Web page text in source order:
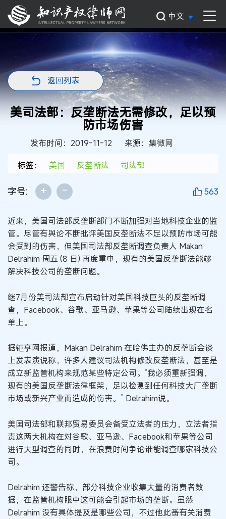
中文
返回列表
美司法部：反垄断法无需修改，足以预
防市场伤害
发布时间：2019-11-12
来源：集微网
标签：
美国 反垄断法 司法部
字号: + - 563
近来，美国司法部反垄断部门不断加强对当地科技企业的监
管。尽管有舆论不断批评美国反垄断法不足以预防市场可能
会受到的伤害，但美国司法部反垄断调查负责人 Makan
Delrahim 周五 (8 日) 再度重申，现有的美国反垄断法能够
解决科技公司的垄断问题。
继7月份美司法部宣布启动针对美国科技巨头的反垄断调
查，Facebook、谷歌、亚马逊、苹果等公司陆续出现在名
单上。
据钜亨网报道，Makan Delrahim 在哈佛主办的反垄断会谈
上发表演说称，许多人建议司法机构修改反垄断法，甚至是
成立新监管机构来规范某些特定公司。“我必须重新强调，
现有的美国反垄断法律框架，足以检测到任何科技大厂垄断
市场或新兴产业而造成的伤害。” Delrahim说。
美国司法部和联邦贸易委员会备受立法者的压力，立法者指
责这两大机构在对谷歌、亚马逊、Facebook和苹果等公司
进行大型调查的同时，在浪费时间争论谁能调查哪家科技公
司。
Delrahim 还警告称，部分科技企业收集大量的消费者数
据，在监管机构眼中这可能会引起市场的垄断。虽然
Delrahim 没有具体提及是哪些公司，不过他此番有关消费